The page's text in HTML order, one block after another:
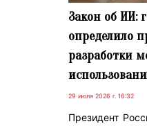
Закон об ИИ:
определило
разработки
29 июля 2026 г. 16:32
Президент